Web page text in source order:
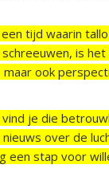
tijd waarin
is
ook
je die
over de
een stap voor